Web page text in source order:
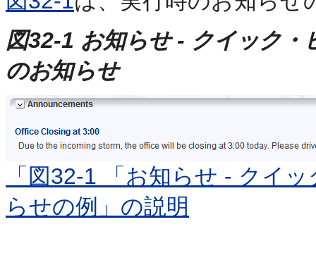
図32-1 お知らせ - クイック・
のお知らせ
「図32-1 「お知らせ - クイ
らせの例」の説明